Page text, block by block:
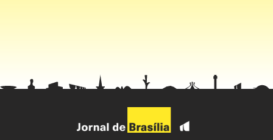
A ideia inicial de Tarcísio era tentar aproximar os usuários
de drogas do Complexo Prates, equipamento municipal
que atende a população em situação de rua e também